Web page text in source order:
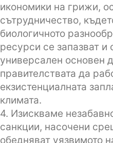
икономики на грижи,
сътрудничество,
биологичното
ресурси се запазват и
универсален основен
правителствата да
екзистенциалната
климата.
4. Изискваме
санкции, насочени
обедняват уязвимото